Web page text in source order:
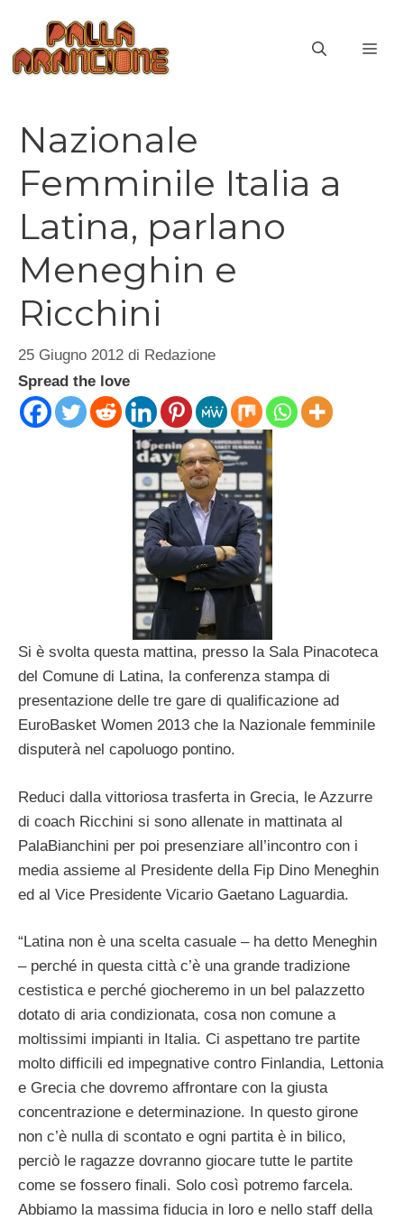
contenuto
Nazionale
Femminile Italia a
Latina, parlano
Meneghin e
Ricchini
25 Giugno 2012 di Redazione
Spread the love
Si è svolta questa mattina, presso la Sala Pinacoteca
del Comune di Latina, la conferenza stampa di
presentazione delle tre gare di qualificazione ad
EuroBasket Women 2013 che la Nazionale femminile
disputerà nel capoluogo pontino.
Reduci dalla vittoriosa trasferta in Grecia, le Azzurre
di coach Ricchini si sono allenate in mattinata al
PalaBianchini per poi presenziare all’incontro con i
media assieme al Presidente della Fip Dino Meneghin
ed al Vice Presidente Vicario Gaetano Laguardia.
“Latina non è una scelta casuale – ha detto Meneghin
– perché in questa città c’è una grande tradizione
cestistica e perché giocheremo in un bel palazzetto
dotato di aria condizionata, cosa non comune a
moltissimi impianti in Italia. Ci aspettano tre partite
molto difficili ed impegnative contro Finlandia, Lettonia
e Grecia che dovremo affrontare con la giusta
concentrazione e determinazione. In questo girone
non c’è nulla di scontato e ogni partita è in bilico,
perciò le ragazze dovranno giocare tutte le partite
come se fossero finali. Solo così potremo farcela.
Abbiamo la massima fiducia in loro e nello staff della